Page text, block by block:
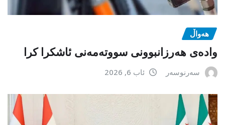
هەواڵ
وادەی هەرزانبوونی سووتەمەنی ئاشکرا کرا
سەرنوسەر ئاب 6, 2026